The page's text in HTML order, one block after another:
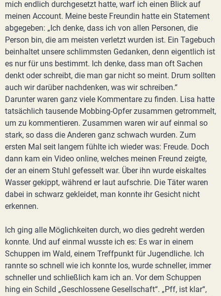
mich endlich durchgesetzt hatte, warf ich einen Blick auf
meinen Account. Meine beste Freundin hatte ein Statement
abgegeben: „Ich denke, dass ich von allen Personen, die
Person bin, die am meisten verletzt wurden ist. Ein Tagebuch
beinhaltet unsere schlimmsten Gedanken, denn eigentlich ist
es nur für uns bestimmt. Ich denke, dass man oft Sachen
denkt oder schreibt, die man gar nicht so meint. Drum sollten
auch wir darüber nachdenken, was wir schreiben.“
Darunter waren ganz viele Kommentare zu finden. Lisa hatte
tatsächlich tausende Mobbing-Opfer zusammen getrommelt,
um zu kommentieren. Zusammen waren wir auf einmal so
stark, so dass die Anderen ganz schwach wurden. Zum
ersten Mal seit langem fühlte ich wieder was: Freude. Doch
dann kam ein Video online, welches meinen Freund zeigte,
der an einem Stuhl gefesselt war. Über ihn wurde eiskaltes
Wasser gekippt, während er laut aufschrie. Die Täter waren
dabei in schwarz gekleidet, man konnte ihr Gesicht nicht
erkennen.
Ich ging alle Möglichkeiten durch, wo dies gedreht werden
konnte. Und auf einmal wusste ich es: Es war in einem
Schuppen im Wald, einem Treffpunkt für Jugendliche. Ich
rannte so schnell wie ich konnte los, wurde schneller, immer
schneller und schließlich kam ich an. Vor dem Schuppen
hing ein Schild „Geschlossene Gesellschaft“. „Pff, ist klar“,